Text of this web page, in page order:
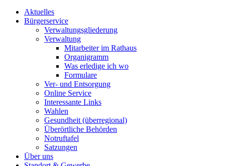
Aktuelles
Bürgerservice
Verwaltungsgliederung
Verwaltung
Mitarbeiter im Rathaus
Organigramm
Was erledige ich wo
Formulare
Ver- und Entsorgung
Online Service
Interessante Links
Wahlen
Gesundheit (überregional)
Überörtliche Behörden
Notruftafel
Satzungen
Über uns